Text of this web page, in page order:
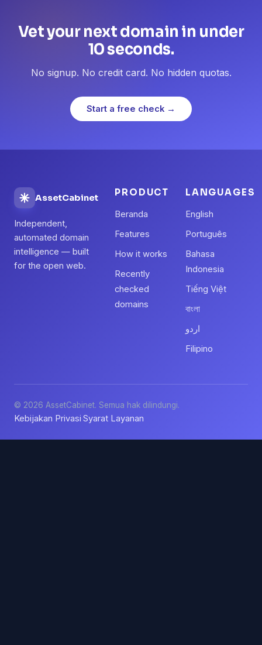
Vet your next domain in under
10 seconds.
No signup. No credit card. No hidden quotas.
Start a free check →
AssetCabinet
Independent,
automated domain
intelligence — built
for the open web.
PRODUCT
Beranda
Features
How it works
Recently
checked
domains
LANGUAGES
English
Português
Bahasa
Indonesia
Tiếng Việt
বাংলা
اردو
Filipino
© 2026 AssetCabinet. Semua hak dilindungi.
Kebijakan Privasi·Syarat Layanan